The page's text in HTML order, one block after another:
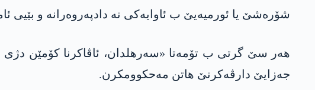
شۆرەشێ یا ئورمیەیێ ب ئاوایەکی نە دادپەروەرانە و بێیی
هەر سێ گرتی ب تۆمەتا «سەرهلدان، ئاڤاکرنا کۆمێن دژی
جەزایێ دارڤەکرنێ هاتن مەحکوومکرن.